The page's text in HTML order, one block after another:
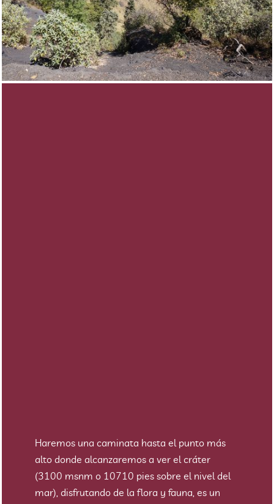
Haremos una caminata hasta el punto más
alto donde alcanzaremos a ver el cráter
(3100 msnm o 10710 pies sobre el nivel del
mar), disfrutando de la flora y fauna, es un